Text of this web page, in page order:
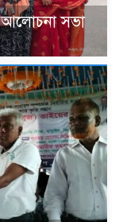
আলোচনা সভা